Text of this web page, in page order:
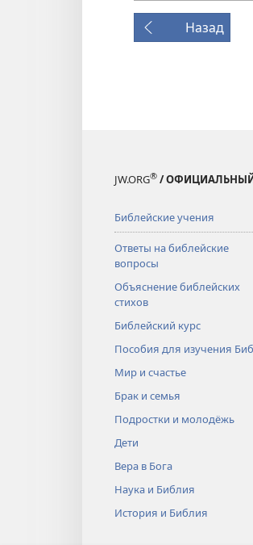
Назад
JW.ORG® / ОФИЦИАЛЬНЫЙ
Библейские учения
Ответы на библейские
вопросы
Объяснение библейских
стихов
Библейский курс
Пособия для изучения
Мир и счастье
Брак и семья
Подростки и молодёжь
Дети
Вера в Бога
Наука и Библия
История и Библия